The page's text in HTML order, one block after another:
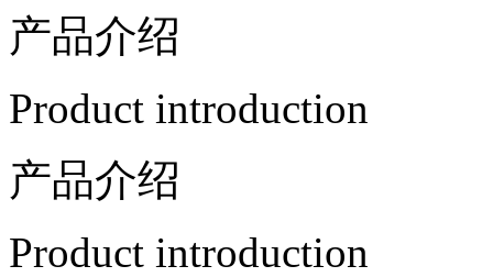
产品介绍
Product introduction
产品介绍
Product introduction